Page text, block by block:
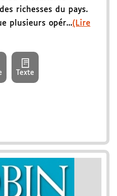
richesses du pays.
plusieurs opér...(Lire
Texte